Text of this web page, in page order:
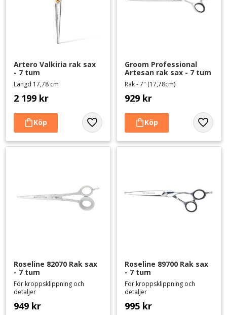
Artero Valkiria rak sax
- 7 tum
Längd 17,78 cm
2 199 kr
Lägg till i favoriter
Groom Professional
Artesan rak sax - 7 tum
Rak - 7" (17,78cm)
929 kr
Lägg
Roseline 82070 Rak sax
- 7 tum
För kroppsklippning och
detaljer
949 kr
Roseline 89700 Rak sax
- 7 tum
För kroppsklippning och
detaljer
995 kr